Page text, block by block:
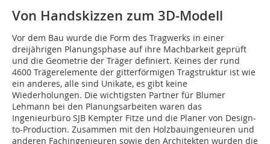
Von Handskizzen zum 3D-Modell
Vor dem Bau wurde die Form des Tragwerks in einer
dreijährigen Planungsphase auf ihre Machbarkeit geprüft
und die Geometrie der Träger definiert. Keines der rund
4600 Trägerelemente der gitterförmigen Tragstruktur ist wie
ein anderes, alle sind Unikate, es gibt keine
Wiederholungen. Die wichtigsten Partner für Blumer
Lehmann bei den Planungsarbeiten waren das
Ingenieurbüro SJB Kempter Fitze und die Planer von Design-
to-Production. Zusammen mit den Holzbauingenieuren und
anderen Fachingenieuren sowie den Architekten wurden die